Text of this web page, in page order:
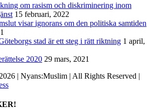
om rasism och diskriminering inom
15 februari, 2022
visar ignorans om den politiska samtiden
stad är ett steg i rätt riktning 1 april,
2020 29 mars, 2021
2026 | Nyans:Muslim | All Rights Reserved |